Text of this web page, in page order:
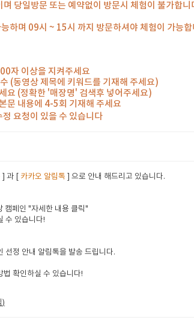
당일방문 또는 예약없이 방문시 체험이 불가합니
하며 09시 ~ 15시 까지 방문하셔야 체험이 가능합
자 이상을 지켜주세요
(동영상 제목에 키워드를 기재해 주세요)
요 (정확한 '매장명' 검색후 넣어주세요)
문 내용에 4-5회 기재해 주세요
요청이 있을 수 있습니다
] 과 [ 카카오 알림톡 ] 으로 안내 해드리고 있습니다.
캠페인 "자세한 내용 클릭"
수 있습니다!
선정 안내 알림톡을 발송 드립니다.
법 확인하실 수 있습니다!
)